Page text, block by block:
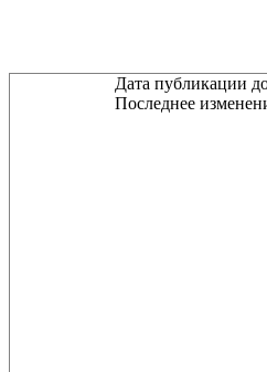
Дата публикации
Последнее